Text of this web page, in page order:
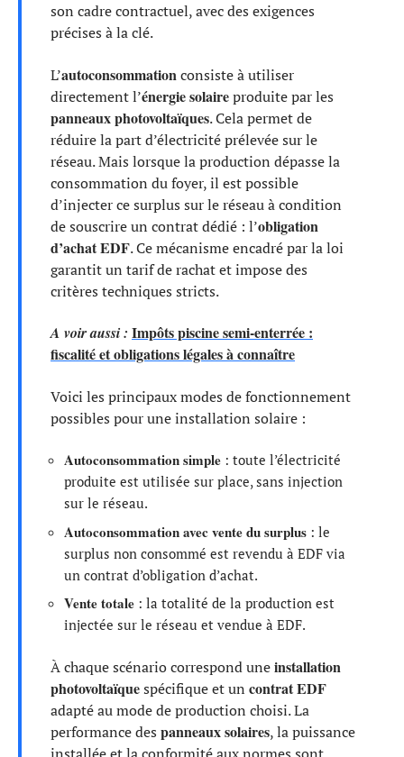
son cadre contractuel, avec des exigences
précises à la clé.
L’autoconsommation consiste à utiliser
directement l’énergie solaireproduite par les
panneaux photovoltaïques. Cela permet de
réduire la part d’électricité prélevée sur le
réseau. Mais lorsque la production dépasse la
consommation du foyer, il est possible
d’injecter ce surplus sur le réseau à condition
de souscrire un contrat dédié : l’obligation
d’achat EDF. Ce mécanisme encadré par la loi
garantit un tarif de rachat et impose des
critères techniques stricts.
A voir aussi : Impôts piscine semi-enterrée :
fiscalité et obligations légales à connaître
Voici les principaux modes de fonctionnement
possibles pour une installation solaire :
Autoconsommation simple : toute l’électricité
produite est utilisée sur place, sans injection
sur le réseau.
Autoconsommation avec vente du surplus : le
surplus non consommé est revendu à EDF via
un contrat d’obligation d’achat.
Vente totale : la totalité de la production est
injectée sur le réseau et vendue à EDF.
À chaque scénario correspond uneinstallation
photovoltaïquespécifique et un contrat EDF
adapté au mode de production choisi. La
performance des panneaux solaires, la puissance
installée et la conformité aux normes sont